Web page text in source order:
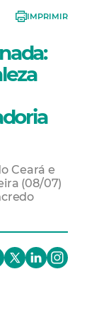
IMPRIMIR
Ceará e
(08/07)